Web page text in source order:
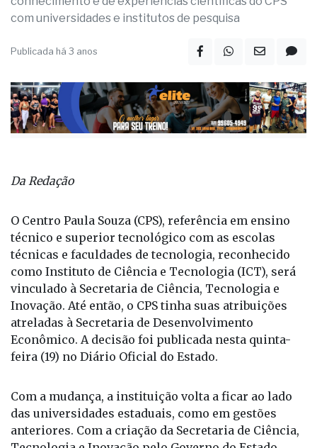
com universidades e institutos de pesquisa
Publicada há 3 anos
Da Redação
O Centro Paula Souza (CPS), referência em ensino
técnico e superior tecnológico com as escolas
técnicas e faculdades de tecnologia, reconhecido
como Instituto de Ciência e Tecnologia (ICT), será
vinculado à Secretaria de Ciência, Tecnologia e
Inovação. Até então, o CPS tinha suas atribuições
atreladas à Secretaria de Desenvolvimento
Econômico. A decisão foi publicada nesta quinta-
feira (19) no Diário Oficial do Estado.
Com a mudança, a instituição volta a ficar ao lado
das universidades estaduais, como em gestões
anteriores. Com a criação da Secretaria de Ciência,